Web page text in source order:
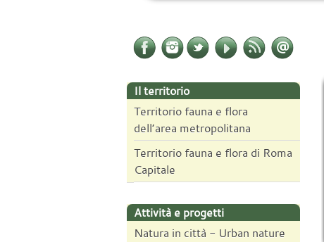
Il territorio
Territorio fauna e flora
dell’area metropolitana
Territorio fauna e flora di Roma
Capitale
Attività e progetti
Natura in città - Urban nature